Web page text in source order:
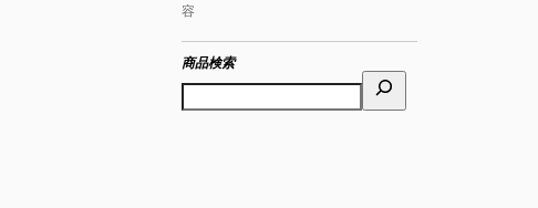
容
商品検索